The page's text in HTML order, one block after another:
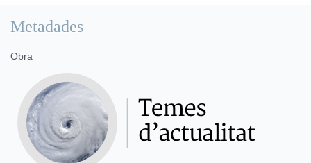
Metadades
Obra